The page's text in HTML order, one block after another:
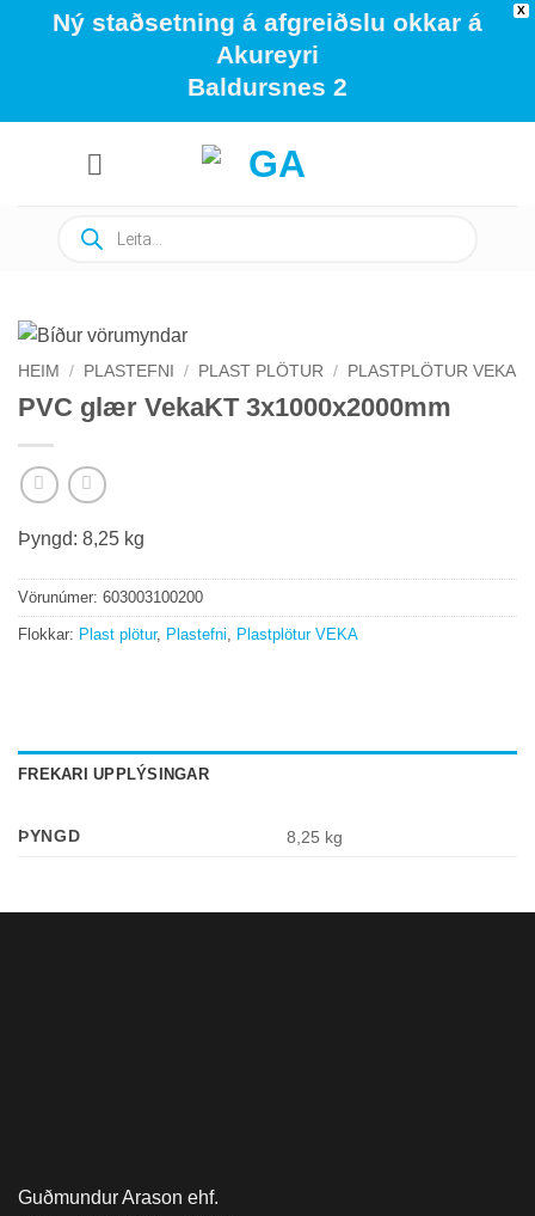
X
Ný staðsetning á afgreiðslu okkar á
Akureyri
Baldursnes 2
search
HEIM / PLASTEFNI / PLAST PLÖTUR / PLASTPLÖTUR VEKA
PVC glær VekaKT 3x1000x2000mm
Þyngd: 8,25 kg
Vörunúmer: 603003100200
Flokkar: Plast plötur, Plastefni Plastplötur VEKA
FREKARI UPPLÝSINGAR
ÞYNGD 8,25 kg
Guðmundur Arason ehf.